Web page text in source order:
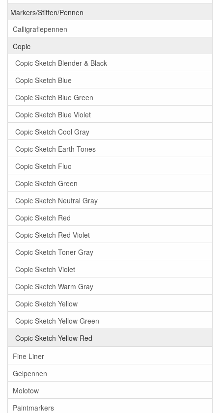
Markers/Stiften/Pennen
Calligrafiepennen
Copic
Copic Sketch Blender & Black
Copic Sketch Blue
Copic Sketch Blue Green
Copic Sketch Blue Violet
Copic Sketch Cool Gray
Copic Sketch Earth Tones
Copic Sketch Fluo
Copic Sketch Green
Copic Sketch Neutral Gray
Copic Sketch Red
Copic Sketch Red Violet
Copic Sketch Toner Gray
Copic Sketch Violet
Copic Sketch Warm Gray
Copic Sketch Yellow
Copic Sketch Yellow Green
Copic Sketch Yellow Red
Fine Liner
Gelpennen
Molotow
Paintmarkers